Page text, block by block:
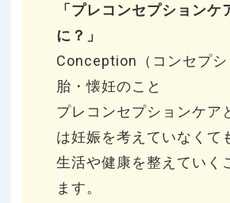
「プレコンセプションケ
に？」
Conception（コンセプシ
胎・懐妊のこと
プレコンセプションケ
は妊娠を考えていなくて
生活や健康を整えていく
ます。